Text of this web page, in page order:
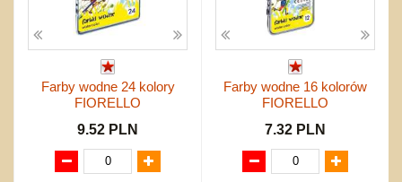
Farby wodne 24 kolory
FIORELLO
9.52 PLN
Farby wodne 16 kolorów
FIORELLO
7.32 PLN